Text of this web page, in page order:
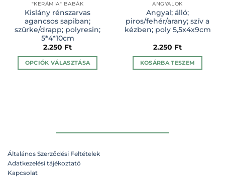
"KERÁMIA" BABÁK
Kislány rénszarvas
agancsos sapiban;
szürke/drapp; polyresin;
5*4*10cm
2.250 Ft
OPCIÓK VÁLASZTÁSA
a
ANGYALOK
Angyal; álló;
piros/fehér/arany; szív a
kézben; poly 5,5x4x9cm
2.250 Ft
KOSÁRBA TESZEM
Általános Szerződési Feltételek
Adatkezelési tájékoztató
Kapcsolat